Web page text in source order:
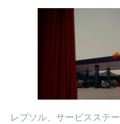
レプソル、サービスステ